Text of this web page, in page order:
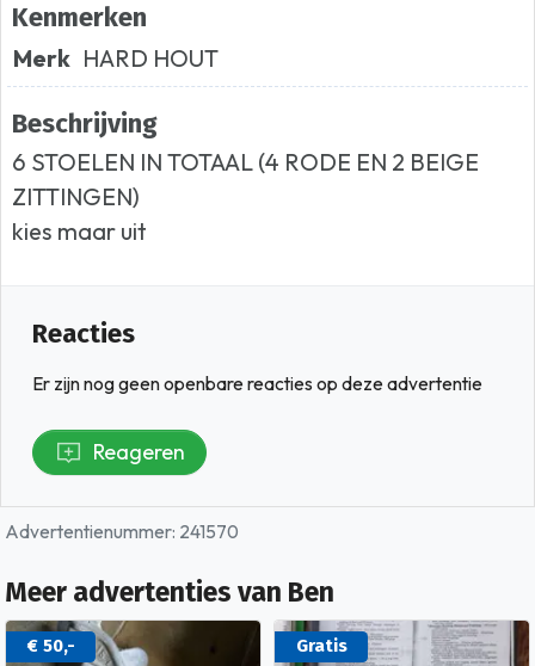
Kenmerken
Merk HARD HOUT
Beschrijving
6 STOELEN IN TOTAAL (4 RODE EN 2 BEIGE
ZITTINGEN)
kies maar uit
Reacties
Er zijn nog geen openbare reacties op deze advertentie
Reageren
Advertentienummer: 241570
Meer advertenties van Ben
€ 50,- Gratis